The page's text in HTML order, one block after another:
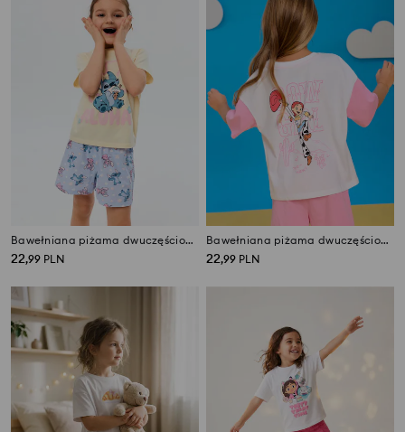
Bawełniana piżama dwuczęściowa Stitch
22,99 PLN
Bawełniana piżama dwuczęściowa oversize Toy Story - koszulka boxy i szorty
22,99 PLN